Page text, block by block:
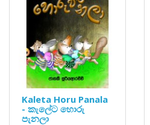
Kaleta Horu Panala
- කැලේට හොරු
පැනලා